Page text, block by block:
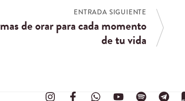
ENTRADA SIGUIENTE
de orar para cada momento
de tu vida